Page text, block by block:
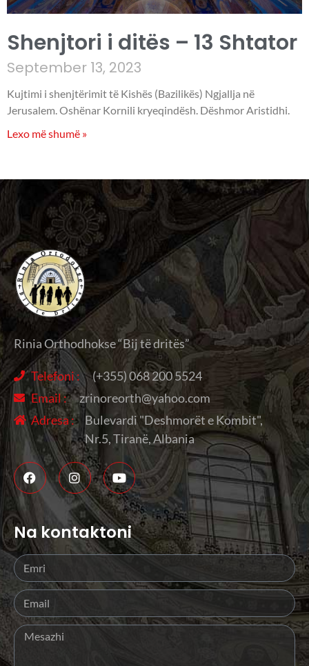
Shenjtori i ditës – 13 Shtator
September 13, 2023
Kujtimi i shenjtërimit të Kishës (Bazilikës) Ngjallja në
Jerusalem. Oshënar Kornili kryeqindësh. Dëshmor Aristidhi.
Lexo më shumë »
Rinia Orthodhokse “Bij të dritës”
Telefoni :
(+355) 068 200 5524
Email :
zrinoreorth@yahoo.com
Adresa :
Bulevardi "Deshmorët e Kombit",
Nr.5, Tiranë, Albania
Na kontaktoni